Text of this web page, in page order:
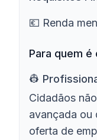
💶 Renda
Para quem
👷️
Cidadãos
avançada ou
oferta de